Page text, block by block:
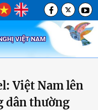
VIỆT NAM
Việt Nam lên
dân thường